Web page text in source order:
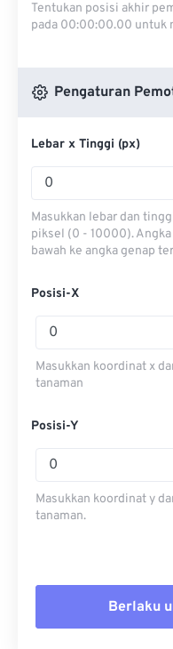
Tentukan posisi akhir
pada 00:00:00.00 untuk
Pengaturan
Lebar x Tinggi (px)
Masukkan lebar dan
piksel (0 - 10000).
bawah ke angka genap
Posisi-X
Masukkan koordinat x
tanaman
Posisi-Y
Masukkan koordinat y
tanaman.
Berlaku